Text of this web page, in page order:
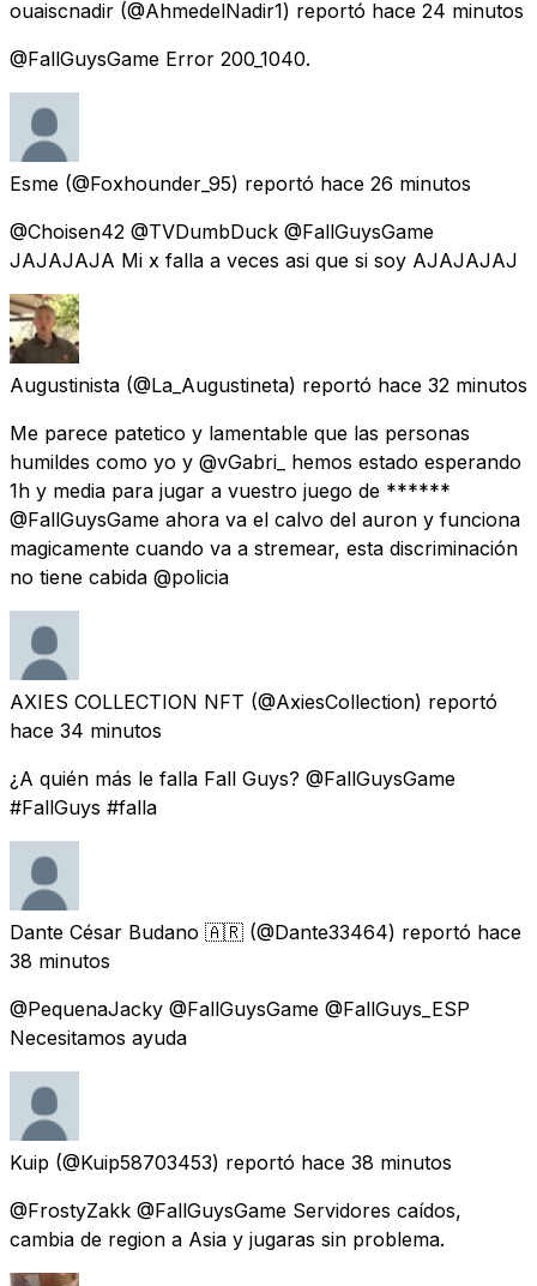
ouaiscnadir (@AhmedelNadir1) reportó hace 24 minutos
@FallGuysGame Error 200_1040.
Esme (@Foxhounder_95) reportó hace 26 minutos
@Choisen42 @TVDumbDuck @FallGuysGame
JAJAJAJA Mi x falla a veces asi que si soy AJAJAJAJ
Augustinista (@La_Augustineta) reportó hace 32 minutos
Me parece patetico y lamentable que las personas
humildes como yo y @vGabri_ hemos estado esperando
1h y media para jugar a vuestro juego de ******
@FallGuysGame ahora va el calvo del auron y funciona
magicamente cuando va a stremear, esta discriminación
no tiene cabida @policia
AXIES COLLECTION NFT (@AxiesCollection) reportó
hace 34 minutos
¿A quién más le falla Fall Guys? @FallGuysGame
#FallGuys #falla
Dante César Budano 🇦🇷 (@Dante33464) reportó hace
38 minutos
@PequenaJacky @FallGuysGame @FallGuys_ESP
Necesitamos ayuda
Kuip (@Kuip58703453) reportó hace 38 minutos
@FrostyZakk @FallGuysGame Servidores caídos,
cambia de region a Asia y jugaras sin problema.